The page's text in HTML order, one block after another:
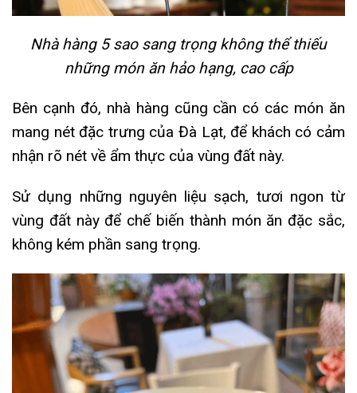
Nhà hàng 5 sao sang trọng không thể thiếu
những món ăn hảo hạng, cao cấp
Bên cạnh đó, nhà hàng cũng cần có các món ăn
mang nét đặc trưng của Đà Lạt, để khách có cảm
nhận rõ nét về ẩm thực của vùng đất này.
Sử dụng những nguyên liệu sạch, tươi ngon từ
vùng đất này để chế biến thành món ăn đặc sắc,
không kém phần sang trọng.